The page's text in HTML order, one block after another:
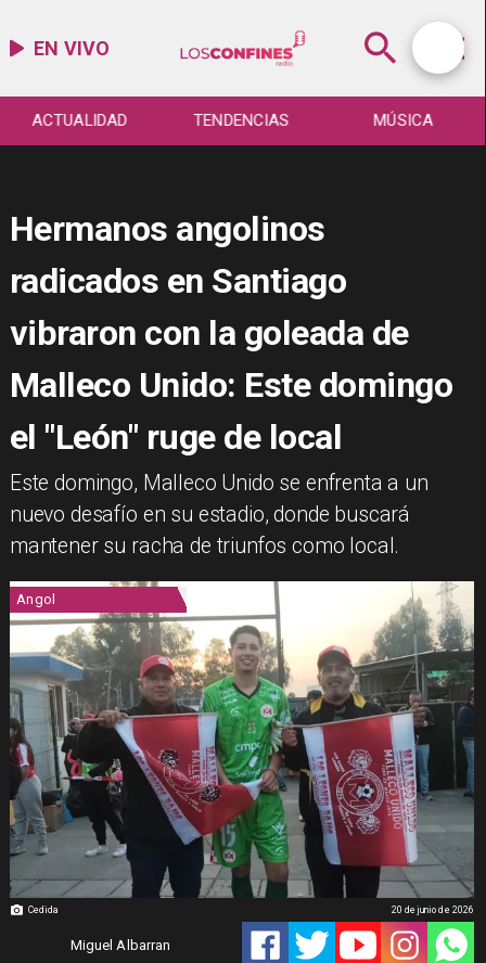
EN VIVO
ACTUALIDAD TENDENCIAS MÚSICA
Hermanos angolinos
radicados en Santiago
vibraron con la goleada de
Malleco Unido: Este domingo
el "León" ruge de local
Este domingo, Malleco Unido se enfrenta a un
nuevo desafío en su estadio, donde buscará
mantener su racha de triunfos como local.
Cedida
Angol
Miguel Albarran
20 de junio de 2026